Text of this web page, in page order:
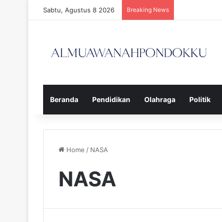
Sabtu, Agustus 8 2026 Breaking News
Beranda Pendidikan Olahraga Politik
Home / NASA
NASA